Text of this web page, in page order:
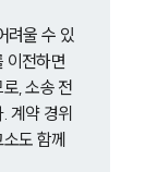
려울 수 있
이전하면
, 소송 전
계약 경위
도 함께